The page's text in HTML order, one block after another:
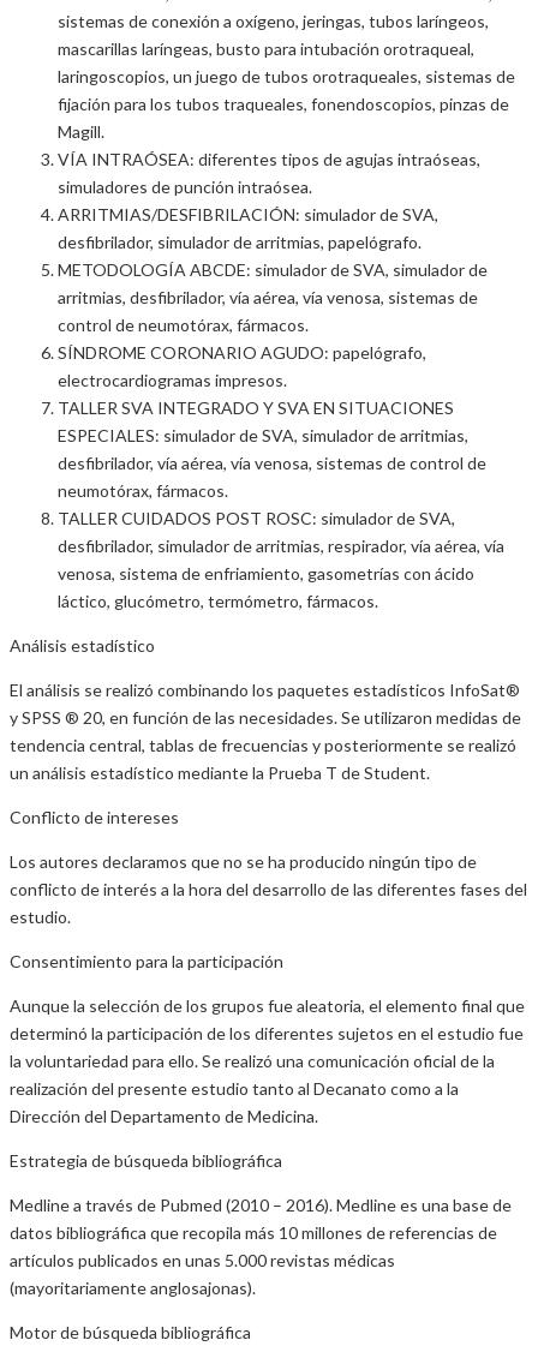
sistemas de conexión a oxígeno, jeringas, tubos laríngeos,
mascarillas laríngeas, busto para intubación orotraqueal,
laringoscopios, un juego de tubos orotraqueales, sistemas de
fijación para los tubos traqueales, fonendoscopios, pinzas de
Magill.
VÍA INTRAÓSEA: diferentes tipos de agujas intraóseas,
simuladores de punción intraósea.
ARRITMIAS/DESFIBRILACIÓN: simulador de SVA,
desfibrilador, simulador de arritmias, papelógrafo.
METODOLOGÍA ABCDE: simulador de SVA, simulador de
arritmias, desfibrilador, vía aérea, vía venosa, sistemas de
control de neumotórax, fármacos.
SÍNDROME CORONARIO AGUDO: papelógrafo,
electrocardiogramas impresos.
TALLER SVA INTEGRADO Y SVA EN SITUACIONES
ESPECIALES: simulador de SVA, simulador de arritmias,
desfibrilador, vía aérea, vía venosa, sistemas de control de
neumotórax, fármacos.
TALLER CUIDADOS POST ROSC: simulador de SVA,
desfibrilador, simulador de arritmias, respirador, vía aérea, vía
venosa, sistema de enfriamiento, gasometrías con ácido
láctico, glucómetro, termómetro, fármacos.
Análisis estadístico
El análisis se realizó combinando los paquetes estadísticos InfoSat®
y SPSS ® 20, en función de las necesidades. Se utilizaron medidas de
tendencia central, tablas de frecuencias y posteriormente se realizó
un análisis estadístico mediante la Prueba T de Student.
Conflicto de intereses
Los autores declaramos que no se ha producido ningún tipo de
conflicto de interés a la hora del desarrollo de las diferentes fases del
estudio.
Consentimiento para la participación
Aunque la selección de los grupos fue aleatoria, el elemento final que
determinó la participación de los diferentes sujetos en el estudio fue
la voluntariedad para ello. Se realizó una comunicación oficial de la
realización del presente estudio tanto al Decanato como a la
Dirección del Departamento de Medicina.
Estrategia de búsqueda bibliográfica
Medline a través de Pubmed (2010 – 2016). Medline es una base de
datos bibliográfica que recopila más 10 millones de referencias de
artículos publicados en unas 5.000 revistas médicas
(mayoritariamente anglosajonas).
Motor de búsqueda bibliográfica